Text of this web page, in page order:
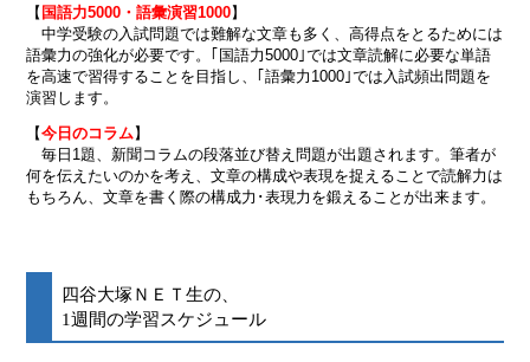
【国語力5000・語彙演習1000】
中学受験の入試問題では難解な文章も多く、高得点をとるためには
語彙力の強化が必要です。｢国語力5000｣では文章読解に必要な単語
を高速で習得することを目指し、｢語彙力1000｣では入試頻出問題を
演習します。
【今日のコラム】
毎日1題、新聞コラムの段落並び替え問題が出題されます。筆者が
何を伝えたいのかを考え、文章の構成や表現を捉えることで読解力は
もちろん、文章を書く際の構成力･表現力を鍛えることが出来ます。
四谷大塚ＮＥＴ生の、
1週間の学習スケジュール